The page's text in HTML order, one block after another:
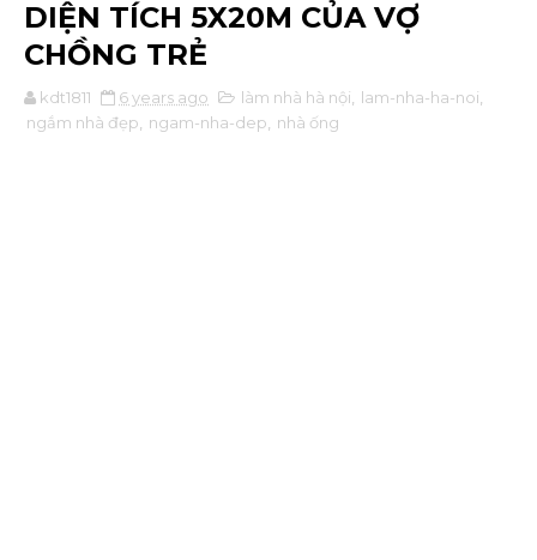
DIỆN TÍCH 5X20M CỦA VỢ
CHỒNG TRẺ
kdt1811 6 years ago làm nhà hà nội lam-nha-ha-noi
ngắm nhà đẹp
ngam-nha-dep nhà ống